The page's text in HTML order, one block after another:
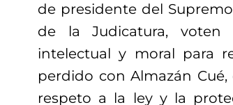
de presidente del
de la Judicatura,
intelectual y moral para
perdido con Almazán
respeto a la ley y la